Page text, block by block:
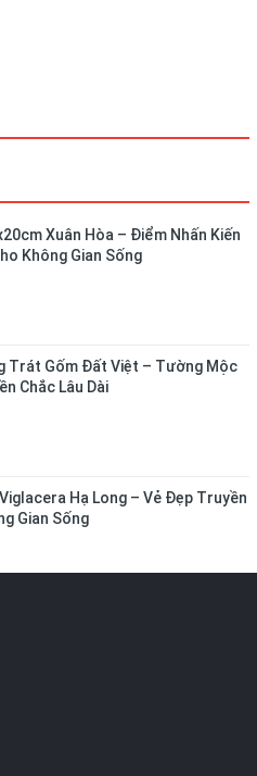
Xuân Hòa – Điểm Nhấn Kiến
Không Gian Sống
Trát Gốm Đất Việt – Tường Mộc
Chắc Lâu Dài
Hạ Long – Vẻ Đẹp Truyền
Gian Sống